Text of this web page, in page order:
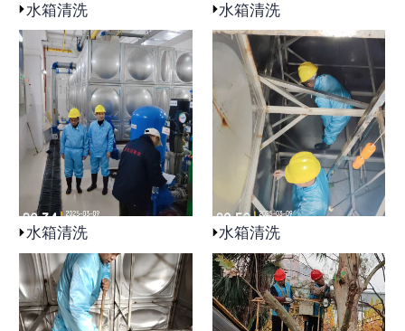
水箱清洗 水箱清洗
水箱清洗 水箱清洗